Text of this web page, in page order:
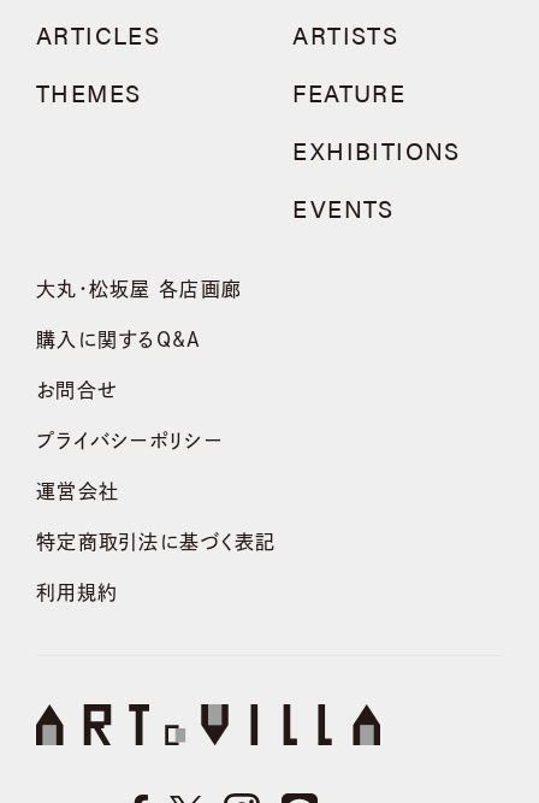
ARTICLES
THEMES
ARTISTS
FEATURE
EXHIBITIONS
EVENTS
大丸・松坂屋 各店画廊
購入に関するQ&A
お問合せ
プライバシーポリシー
運営会社
特定商取引法に基づく表記
利用規約